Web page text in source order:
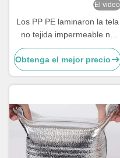
El video
Los PP PE laminaron la tela
no tejida impermeable no
tóxica para las bolsas para
transportar cadáveres
Obtenga el mejor precio